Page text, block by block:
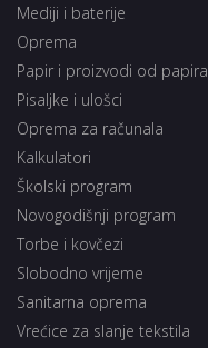
Mediji i baterije
Oprema
Papir i proizvodi od papira
Pisaljke i ulošci
Oprema za računala
Kalkulatori
Školski program
Novogodišnji program
Torbe i kovčezi
Slobodno vrijeme
Sanitarna oprema
Vrećice za slanje tekstila